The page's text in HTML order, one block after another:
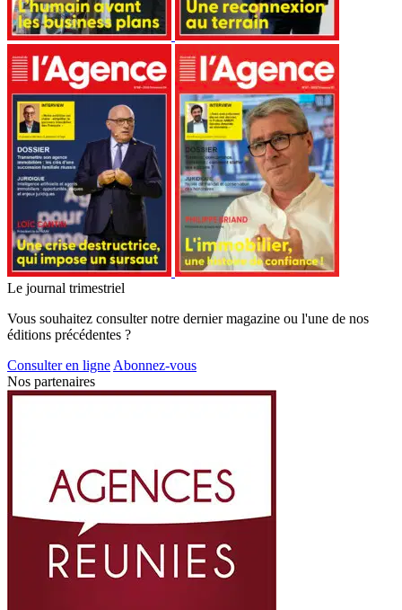
Le journal trimestriel
Vous souhaitez consulter notre dernier magazine ou l'une de nos
éditions précédentes ?
Consulter en ligne Abonnez-vous
Nos partenaires